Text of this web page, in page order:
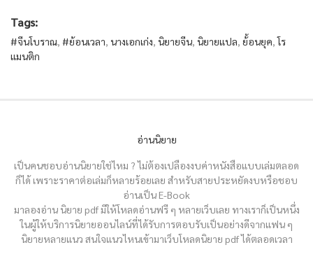
Tags:
#จีนโบราณ, #ย้อนเวลา, นางเอกเก่ง, นิยายจีน, นิยายแปล, ย้้อนยุค,โร
แมนติก
อ่านนิยาย
เป็นคนชอบอ่านนิยายใช่ไหม ? ไม่ต้องเปลืองงบค่าหนังสือแบบเล่มตลอด
ก็ได้ เพราะราคาต่อเล่มก็หลายร้อยเลย สำหรับสายประหยัดงบหรือชอบ
อ่านเป็น E-Book
มาลองอ่าน นิยาย pdf มีให้โหลดอ่านฟรี ๆ หลายเว็บเลย ทางเราก็เป็นหนึ่ง
ในผู้ให้บริการนิยายออนไลน์ที่ได้รับการตอบรับเป็นอย่างดีจากแฟน ๆ
นิยายหลายแนว สนใจแนวไหนเข้ามาเว็บโหลดนิยาย pdf ได้ตลอดเวลา